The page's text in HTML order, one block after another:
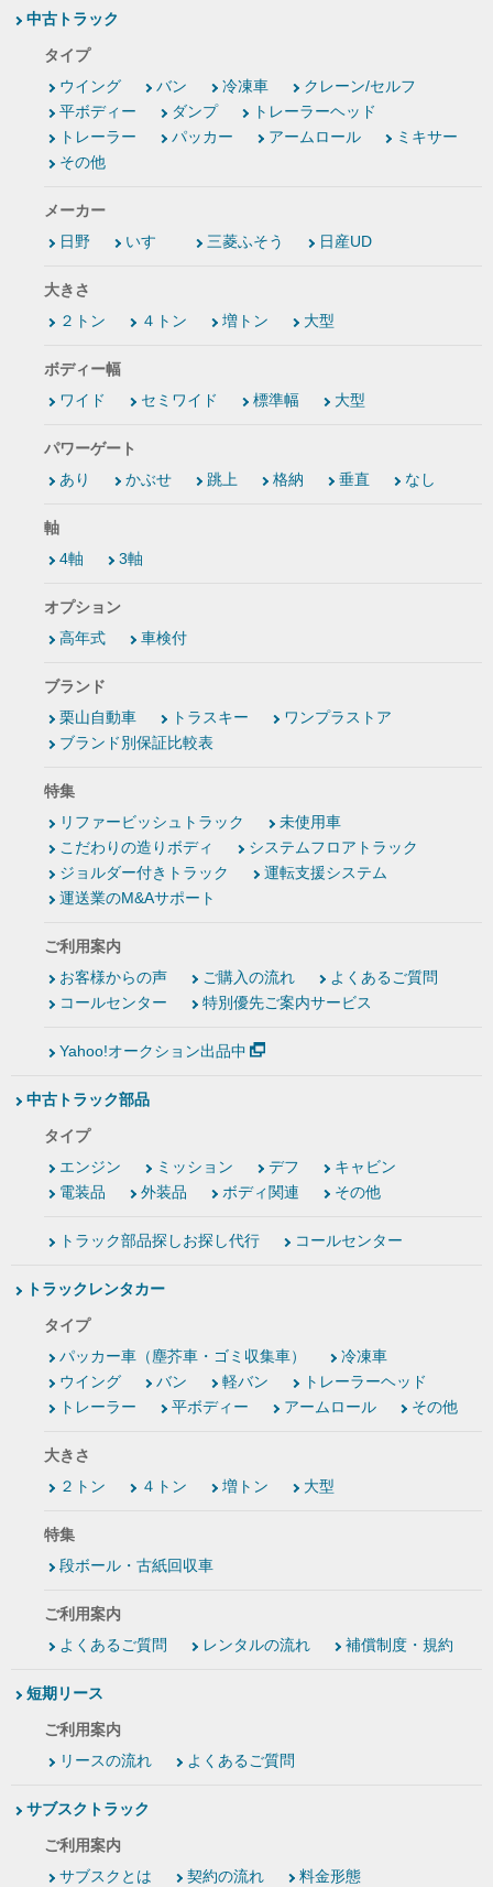
中古トラック
タイプ
ウイング
バン 冷凍車
クレーン/セルフ
平ボディー
ダンプ
トレーラーヘッド
トレーラー
パッカー アームロール
ミキサー
その他
メーカー
日野
いすゞ 三菱ふそう 日産UD
大きさ
２トン
４トン 増トン 大型
ボディー幅
ワイド
セミワイド 標準幅 大型
パワーゲート
あり
かぶせ 跳上 格納 垂直 なし
軸
4軸
3軸
オプション
高年式
車検付
ブランド
栗山自動車
トラスキー
ワンプラストア
ブランド別保証比較表
特集
リファービッシュトラック
未使用車
こだわりの造りボディ
システムフロアトラック
ジョルダー付きトラック
運転支援システム
運送業のM&Aサポート
ご利用案内
お客様からの声
ご購入の流れ
よくあるご質問
コールセンター
特別優先ご案内サービス
Yahoo!オークション出品中
中古トラック部品
タイプ
エンジン
ミッション デフ
キャビン
電装品
外装品 ボディ関連 その他
トラック部品探しお探し代行 コールセンター
トラックレンタカー
タイプ
パッカー車（塵芥車・ゴミ収集車）
冷凍車
ウイング
バン 軽バン
トレーラーヘッド
トレーラー
平ボディー アームロール その他
大きさ
２トン
４トン 増トン 大型
特集
段ボール・古紙回収車
ご利用案内
よくあるご質問
レンタルの流れ 補償制度・規約
短期リース
ご利用案内
リースの流れ
よくあるご質問
サブスクトラック
ご利用案内
サブスクとは
契約の流れ
料金形態